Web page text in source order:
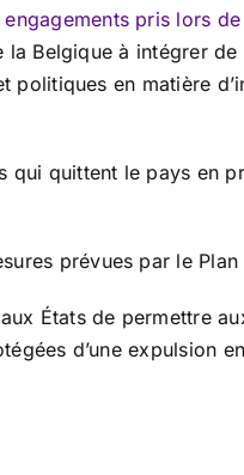
pris lors
Belgique à intégrer
politiques en matière
qui quittent le pays en
prévues par le
États de permettre
d’une expulsion